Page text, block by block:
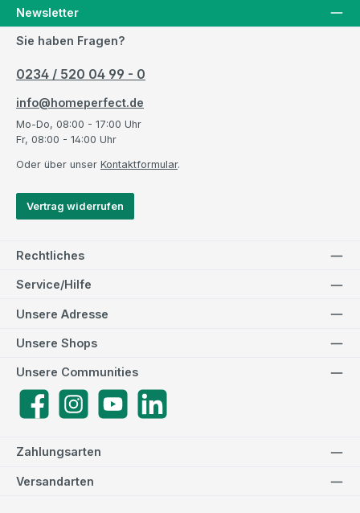
Newsletter
Sie haben Fragen?
0234 / 520 04 99 - 0
info@homeperfect.de
Mo-Do, 08:00 - 17:00 Uhr
Fr, 08:00 - 14:00 Uhr
Oder über unser Kontaktformular.
Vertrag widerrufen
Rechtliches
Service/Hilfe
Zahlungsarten
Versandarten
Unsere Adresse
Unsere Communities
FacebookInstagramYouTube
Unsere Shops